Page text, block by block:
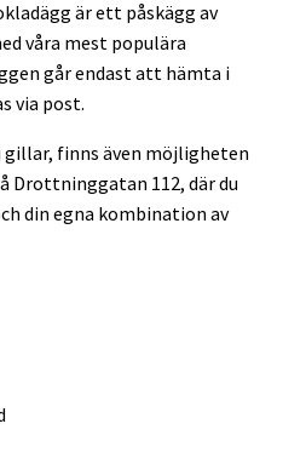
är ett påskägg av
våra mest populära
går endast att hämta i
via post.
gillar, finns även möjligheten
Drottninggatan 112, där du
din egna kombination av